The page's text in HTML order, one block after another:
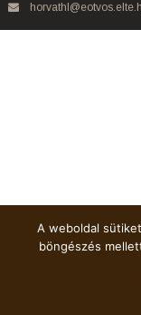
A weboldal
böngészés